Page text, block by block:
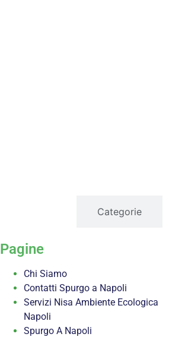
Categorie
Pagine
Chi Siamo
Contatti Spurgo a Napoli
Servizi Nisa Ambiente Ecologica
Napoli
Spurgo A Napoli